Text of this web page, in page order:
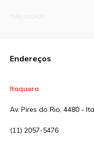
Endereços
Itaquera
Av. Pires do Rio, 4480 -
(11) 2057-5476